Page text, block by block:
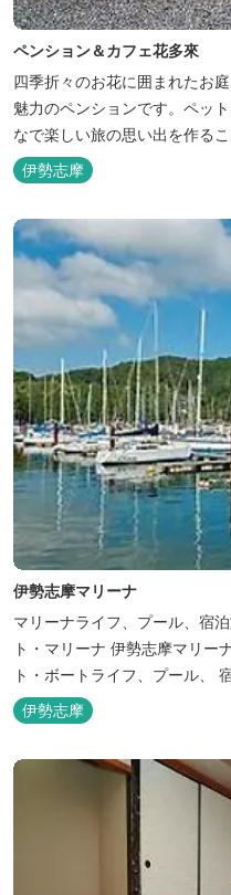
ペンション＆カフェ花多來
四季折々のお花に囲まれたお
魅力のペンションです。ペッ
なで楽しい旅の思い出を作るこ
伊勢志摩
伊勢志摩マリーナ
マリーナライフ、プール、宿
ト・マリーナ 伊勢志摩マリー
ト・ボートライフ、プール、
ト・マリーナの管理・運営を行
伊勢志摩